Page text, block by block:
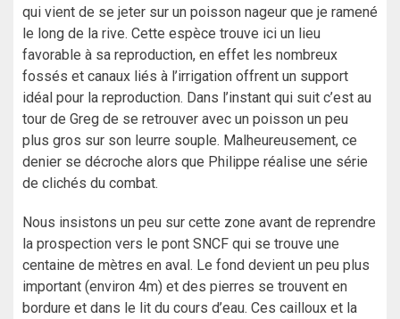
qui vient de se jeter sur un poisson nageur que je ramené
le long de la rive. Cette espèce trouve ici un lieu
favorable à sa reproduction, en effet les nombreux
fossés et canaux liés à l’irrigation offrent un support
idéal pour la reproduction. Dans l’instant qui suit c’est au
tour de Greg de se retrouver avec un poisson un peu
plus gros sur son leurre souple. Malheureusement, ce
denier se décroche alors que Philippe réalise une série
de clichés du combat.
Nous insistons un peu sur cette zone avant de reprendre
la prospection vers le pont SNCF qui se trouve une
centaine de mètres en aval. Le fond devient un peu plus
important (environ 4m) et des pierres se trouvent en
bordure et dans le lit du cours d’eau. Ces cailloux et la